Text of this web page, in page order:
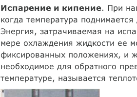
Испарение и кипение. При
когда температура
Энергия, затрачиваемая на
мере охлаждения жидкости ее
фиксированных положениях, и
необходимое для обратного
температуре, называется